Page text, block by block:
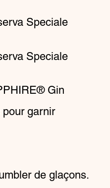
Speciale
Speciale
Gin
garnir
de glaçons.